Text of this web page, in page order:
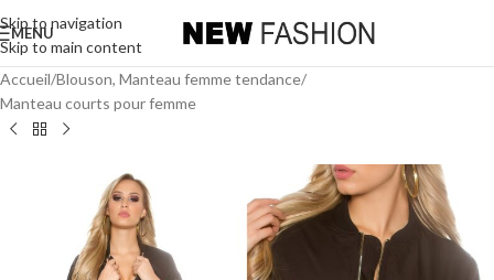
Skip to navigation
Skip to main content
MENU
Accueil/Blouson, Manteau femme tendance/
Manteau courts pour femme